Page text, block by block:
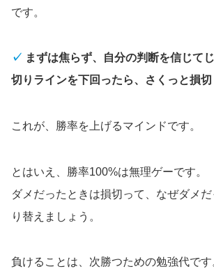
です。
✓ まずは焦らず、自分の判断を信じて
切りラインを下回ったら、さくっと損切
これが、勝率を上げるマインドです。
とはいえ、勝率100%は無理ゲーです。
ダメだったときは損切って、なぜダメ
り替えましょう。
負けることは、次勝つための勉強代です